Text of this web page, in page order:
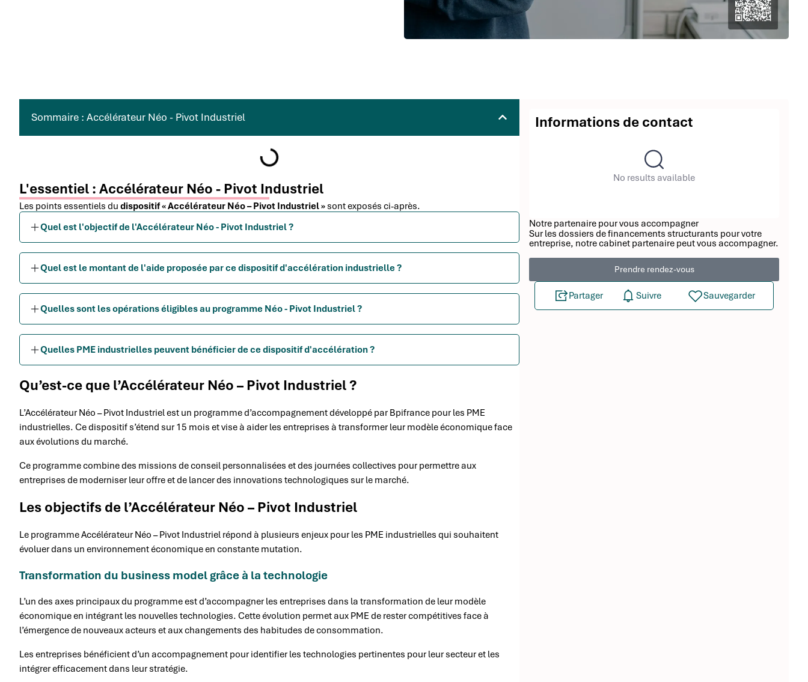
Sommaire : Accélérateur Néo - Pivot Industriel
L'essentiel : Accélérateur Néo - Pivot Industriel
Les points essentiels du dispositif « Accélérateur Néo – Pivot Industriel » sont exposés ci-après.
Quel est l'objectif de l'Accélérateur Néo - Pivot Industriel ?
Quel est le montant de l'aide proposée par ce dispositif d'accélération industrielle ?
Quelles sont les opérations éligibles au programme Néo - Pivot Industriel ?
Quelles PME industrielles peuvent bénéficier de ce dispositif d'accélération ?
Qu’est-ce que l’Accélérateur Néo – Pivot Industriel ?
L’Accélérateur Néo – Pivot Industriel est un programme d’accompagnement développé par Bpifrance pour les PME
industrielles. Ce dispositif s’étend sur 15 mois et vise à aider les entreprises à transformer leur modèle économique face
aux évolutions du marché.
Ce programme combine des missions de conseil personnalisées et des journées collectives pour permettre aux
entreprises de moderniser leur offre et de lancer des innovations technologiques sur le marché.
Les objectifs de l’Accélérateur Néo – Pivot Industriel
Le programme Accélérateur Néo – Pivot Industriel répond à plusieurs enjeux pour les PME industrielles qui souhaitent
évoluer dans un environnement économique en constante mutation.
Transformation du business model grâce à la technologie
L’un des axes principaux du programme est d’accompagner les entreprises dans la transformation de leur modèle
économique en intégrant les nouvelles technologies. Cette évolution permet aux PME de rester compétitives face à
l’émergence de nouveaux acteurs et aux changements des habitudes de consommation.
Les entreprises bénéficient d’un accompagnement pour identifier les technologies pertinentes pour leur secteur et les
intégrer efficacement dans leur stratégie.
Informations de contact
No results available
Notre partenaire pour vous accompagner
Sur les dossiers de financements structurants pour votre
entreprise, notre cabinet partenaire peut vous accompagner.
Prendre rendez-vous
Partager Suivre Sauvegarder